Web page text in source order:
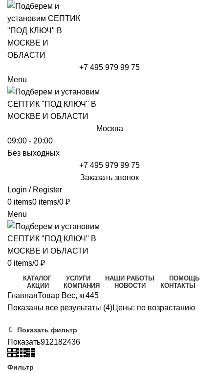
+7 495 979 99 75
Menu
Москва
09:00 - 20:00
Без выходных
+7 495 979 99 75
Заказать звонок
Login / Register
0 items0 items/0 ₽
Menu
0 items/0 ₽
КАТАЛОГ УСЛУГИ НАШИ РАБОТЫ
ПОМОЩЬ
АКЦИИ
КОМПАНИЯ НОВОСТИ КОНТАКТЫ
ГлавнаяТовар Вес, кг445
Показаны все результаты (4)Цены: по возрастанию
Показать фильтр
Показать912182436
Фильтр